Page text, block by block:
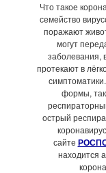
Что такое
семейство
поражают
могут
заболевания,
протекают в
формы,
острый
сайте
находится